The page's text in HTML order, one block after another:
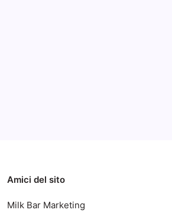
Amici del sito
Milk Bar Marketing